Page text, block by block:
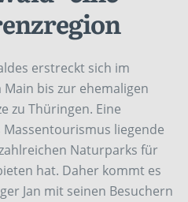
erstreckt sich im
bis zur ehemaligen
zu Thüringen. Eine
liegende
Naturparks für
hat. Daher kommt es
Jan mit seinen Besuchern